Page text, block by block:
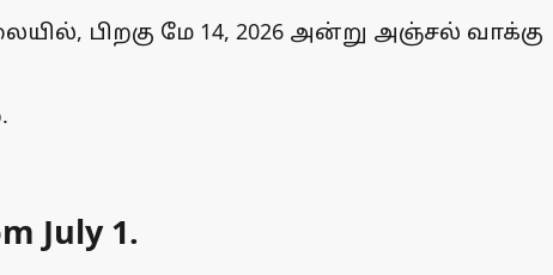
பிறகு மே 14, 2026 அன்று அஞ்சல் வாக்கு
July 1.